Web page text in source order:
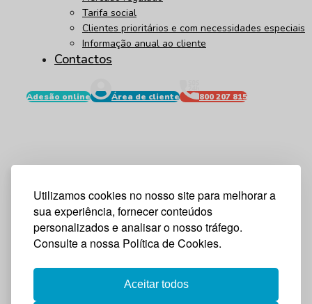
Utilizamos cookies no nosso site para melhorar a
sua experiência, fornecer conteúdos
personalizados e analisar o nosso tráfego.
Consulte a nossa Política de Cookies.
Aceitar todos
Tarifa social
Clientes prioritários e com necessidades especiais
Informação anual ao cliente
Contactos
Adesão online Área de cliente 800 207 815